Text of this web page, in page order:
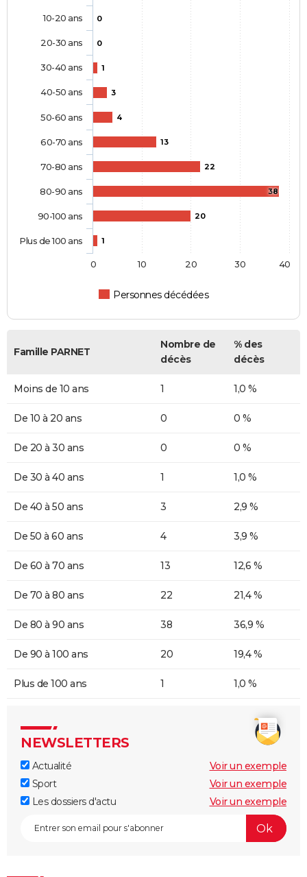
0
0
1
3
4
13
22
38
20
1
Personnes décédées
10-20 ans
20-30 ans
30-40 ans
40-50 ans
50-60 ans
60-70 ans
70-80 ans
80-90 ans
90-100 ans
Plus de 100 ans
0 10 20 30 40
Famille PARNET
Nombre de
décès
% des
décès
Moins de 10 ans 1 1,0 %
De 10 à 20 ans 0 0 %
De 20 à 30 ans 0 0 %
De 30 à 40 ans 1 1,0 %
De 40 à 50 ans 3 2,9 %
De 50 à 60 ans 4 3,9 %
De 60 à 70 ans 13 12,6 %
De 70 à 80 ans 22 21,4 %
De 80 à 90 ans 38 36,9 %
De 90 à 100 ans 20 19,4 %
Plus de 100 ans 1 1,0 %
NEWSLETTERS
Actualité
Voir un exemple
Sport
Voir un exemple
Les dossiers d'actu
Voir un exemple